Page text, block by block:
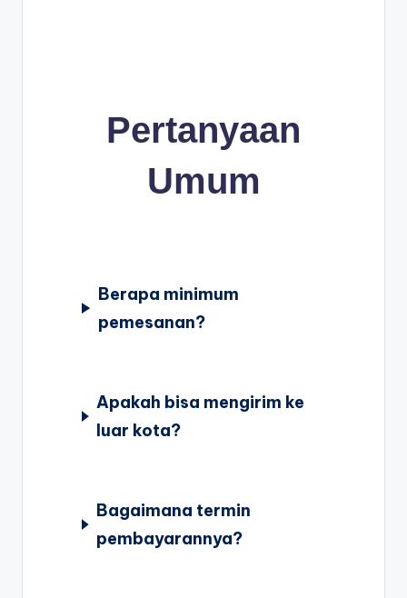
Pertanyaan
Umum
Berapa minimum
pemesanan?
Apakah bisa mengirim ke
luar kota?
Bagaimana termin
pembayarannya?